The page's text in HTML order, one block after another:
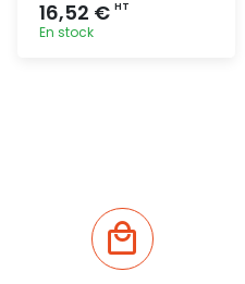
16,52 € HT
En stock